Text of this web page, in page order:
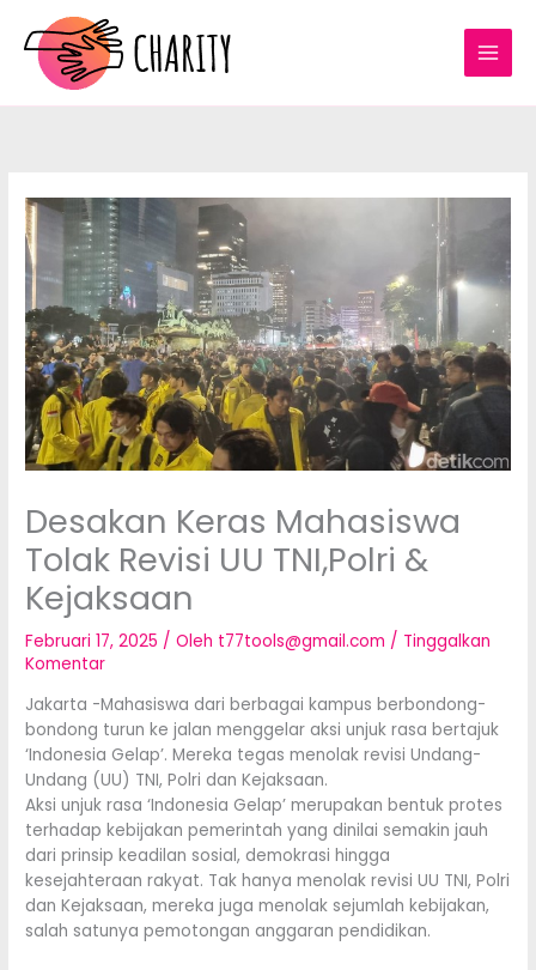
konten
Desakan Keras Mahasiswa
Tolak Revisi UU TNI,Polri &
Kejaksaan
Februari 17, 2025 / Oleh t77tools@gmail.com / Tinggalkan
Komentar
Jakarta -Mahasiswa dari berbagai kampus berbondong-
bondong turun ke jalan menggelar aksi unjuk rasa bertajuk
‘Indonesia Gelap’. Mereka tegas menolak revisi Undang-
Undang (UU) TNI, Polri dan Kejaksaan.
Aksi unjuk rasa ‘Indonesia Gelap’ merupakan bentuk protes
terhadap kebijakan pemerintah yang dinilai semakin jauh
dari prinsip keadilan sosial, demokrasi hingga
kesejahteraan rakyat. Tak hanya menolak revisi UU TNI, Polri
dan Kejaksaan, mereka juga menolak sejumlah kebijakan,
salah satunya pemotongan anggaran pendidikan.